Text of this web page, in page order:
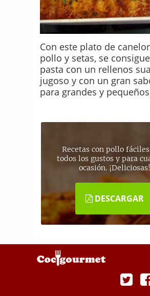
Con este plato de
pollo y setas, se
pasta con un rellenos
jugoso y con un gran
para grandes y
Recetas con pollo
todos los gustos y para
ocasión. ¡Deliciosas!
DESCARGAR